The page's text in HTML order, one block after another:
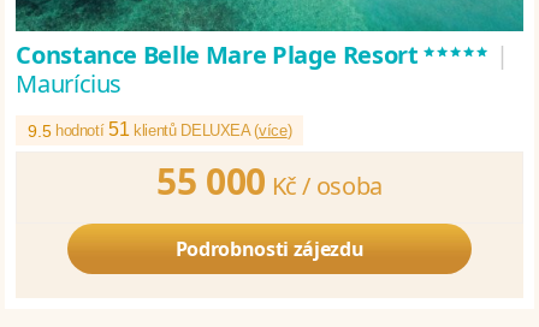
Constance Belle Mare Plage Resort***** |
Maurícius
9.5 hodnotí51klientů DELUXEA (více)
55 000 Kč / osoba
Podrobnosti zájezdu